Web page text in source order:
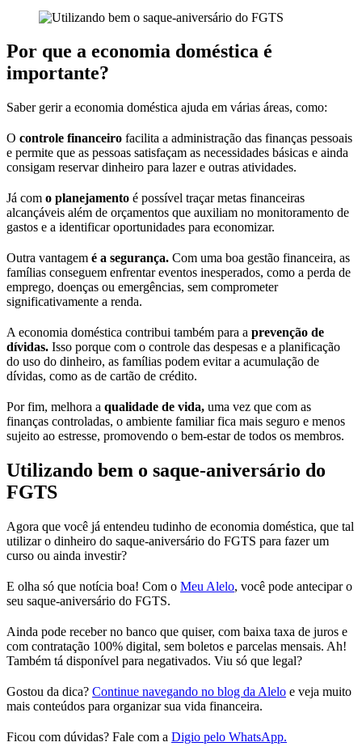
Por que a economia doméstica é
importante?
Saber gerir a economia doméstica ajuda em várias áreas, como:
O controle financeiro facilita a administração das finanças pessoais
e permite que as pessoas satisfaçam as necessidades básicas e ainda
consigam reservar dinheiro para lazer e outras atividades.
Já com o planejamento é possível traçar metas financeiras
alcançáveis além de orçamentos que auxiliam no monitoramento de
gastos e a identificar oportunidades para economizar.
Outra vantagem é a segurança. Com uma boa gestão financeira, as
famílias conseguem enfrentar eventos inesperados, como a perda de
emprego, doenças ou emergências, sem comprometer
significativamente a renda.
A economia doméstica contribui também para a prevenção de
dívidas. Isso porque com o controle das despesas e a planificação
do uso do dinheiro, as famílias podem evitar a acumulação de
dívidas, como as de cartão de crédito.
Por fim, melhora a qualidade de vida, uma vez que com as
finanças controladas, o ambiente familiar fica mais seguro e menos
sujeito ao estresse, promovendo o bem-estar de todos os membros.
Utilizando bem o saque-aniversário do
FGTS
Agora que você já entendeu tudinho de economia doméstica, que tal
utilizar o dinheiro do saque-aniversário do FGTS para fazer um
curso ou ainda investir?
E olha só que notícia boa! Com o Meu Alelo, você pode antecipar o
seu saque-aniversário do FGTS.
Ainda pode receber no banco que quiser, com baixa taxa de juros e
com contratação 100% digital, sem boletos e parcelas mensais. Ah!
Também tá disponível para negativados. Viu só que legal?
Gostou da dica? Continue navegando no blog da Alelo e veja muito
mais conteúdos para organizar sua vida financeira.
Ficou com dúvidas? Fale com a Digio pelo WhatsApp.